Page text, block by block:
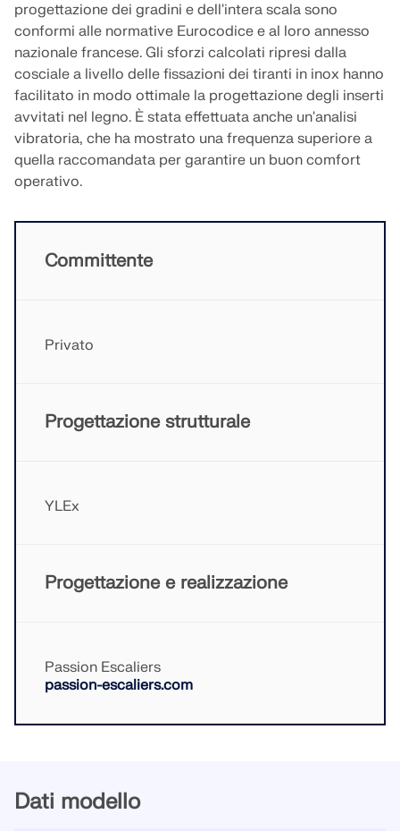
API Documentation
Indice
Introduzione
Applicazioni
Oggetti del modello
Esempi
Progetta e analizza giunti in acciaio utilizzando
delle velocità del vento e dei dati sismici.
progettazione dei gradini e dell'intera scala sono
conformi alle normative Eurocodice e al loro annesso
nazionale francese. Gli sforzi calcolati ripresi dalla
cosciale a livello delle fissazioni dei tiranti in inox hanno
facilitato in modo ottimale la progettazione degli inserti
avvitati nel legno. È stata effettuata anche un'analisi
vibratoria, che ha mostrato una frequenza superiore a
quella raccomandata per garantire un buon comfort
operativo.
Committente
Privato
Progettazione strutturale
YLEx
Progettazione e realizzazione
Passion Escaliers
passion-escaliers.com
Dati modello